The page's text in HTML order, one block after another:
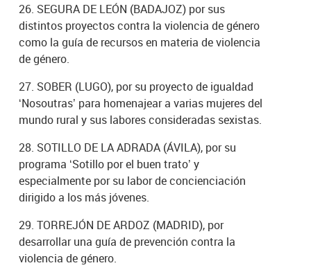
26. SEGURA DE LEÓN (BADAJOZ) por sus
distintos proyectos contra la violencia de género
como la guía de recursos en materia de violencia
de género.
27. SOBER (LUGO), por su proyecto de igualdad
‘Nosoutras’ para homenajear a varias mujeres del
mundo rural y sus labores consideradas sexistas.
28. SOTILLO DE LA ADRADA (ÁVILA), por su
programa ‘Sotillo por el buen trato’ y
especialmente por su labor de concienciación
dirigido a los más jóvenes.
29. TORREJÓN DE ARDOZ (MADRID), por
desarrollar una guía de prevención contra la
violencia de género.